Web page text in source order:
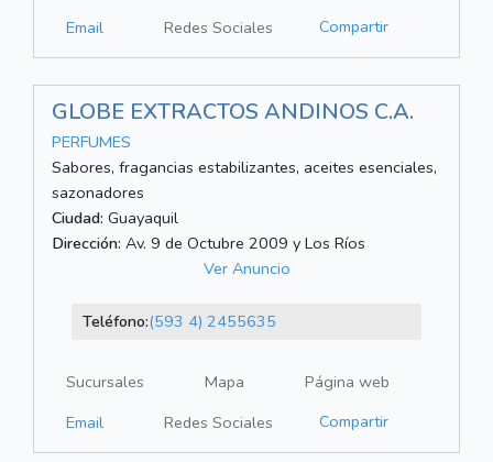
Email
Redes Sociales Compartir
GLOBE EXTRACTOS ANDINOS C.A.
PERFUMES
Sabores, fragancias estabilizantes, aceites esenciales,
sazonadores
Ciudad: Guayaquil
Dirección: Av. 9 de Octubre 2009 y Los Ríos
Ver Anuncio
Teléfono:(593 4) 2455635
Sucursales Mapa
Página web
Email
Redes Sociales Compartir